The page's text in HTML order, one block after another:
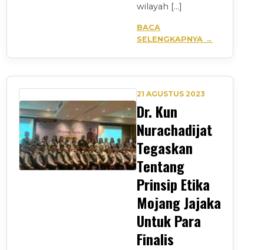
wilayah […]
BACA
SELENGKAPNYA →
21 AGUSTUS 2023
Dr. Kun
Nurachadijat
Tegaskan
Tentang
Prinsip Etika
Mojang Jajaka
Untuk Para
Finalis